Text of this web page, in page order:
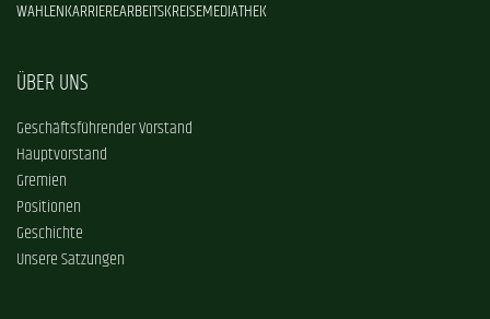
WAHLENKARRIEREARBEITSKREISEMEDIATHEK
ÜBER UNS
Geschäftsführender Vorstand
Hauptvorstand
Gremien
Positionen
Geschichte
Unsere Satzungen